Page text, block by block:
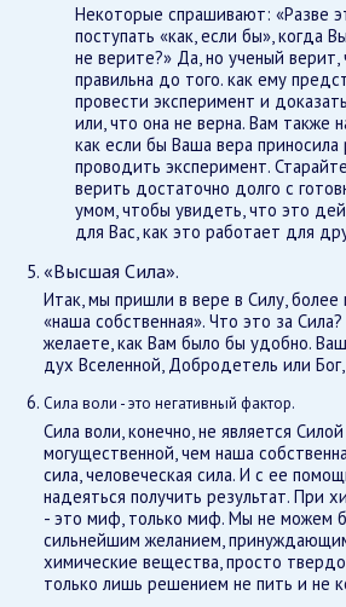
Некоторые спрашивают: «Разве
поступать «как, если бы», когда
не верите?» Да, но ученый верит,
правильна до того. как ему
провести эксперимент и
или, что она не верна. Вам также
как если бы Ваша вера приносила
проводить эксперимент.
верить достаточно долго с
умом, чтобы увидеть, что это
для Вас, как это работает для
«Высшая Сила».
Итак, мы пришли в вере в Силу,
«наша собственная». Что это за
желаете, как Вам было бы удобно.
дух Вселенной, Добродетель или
Сила воли - это негативный фактор.
Сила воли, конечно, не является
могущественной, чем наша
сила, человеческая сила. И с ее
надеяться получить результат. При
- это миф, только миф. Мы не можем
сильнейшим желанием,
химические вещества, просто
только лишь решением не пить и не